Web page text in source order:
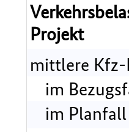
Projekt
mittlere
im
im Planfall